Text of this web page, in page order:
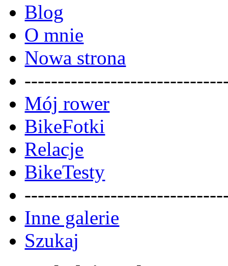
Blog
O mnie
Nowa strona
Mój rower
BikeFotki
Relacje
BikeTesty
Inne galerie
Szukaj